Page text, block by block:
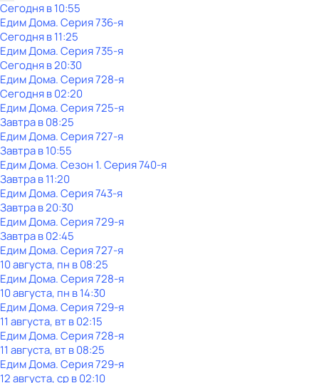
Сегодня в 10:55
Едим Дома. Серия 736-я
Сегодня в 11:25
Едим Дома. Серия 735-я
Сегодня в 20:30
Едим Дома. Серия 728-я
Сегодня в 02:20
Едим Дома. Серия 725-я
Завтра в 08:25
Едим Дома. Серия 727-я
Завтра в 10:55
Едим Дома. Сезон 1. Серия 740-я
Завтра в 11:20
Едим Дома. Серия 743-я
Завтра в 20:30
Едим Дома. Серия 729-я
Завтра в 02:45
Едим Дома. Серия 727-я
10 августа, пн в 08:25
Едим Дома. Серия 728-я
10 августа, пн в 14:30
Едим Дома. Серия 729-я
11 августа, вт в 02:15
Едим Дома. Серия 728-я
11 августа, вт в 08:25
Едим Дома. Серия 729-я
12 августа, ср в 02:10